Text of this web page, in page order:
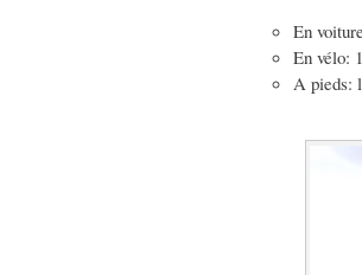
En
En vélo:
A pieds: